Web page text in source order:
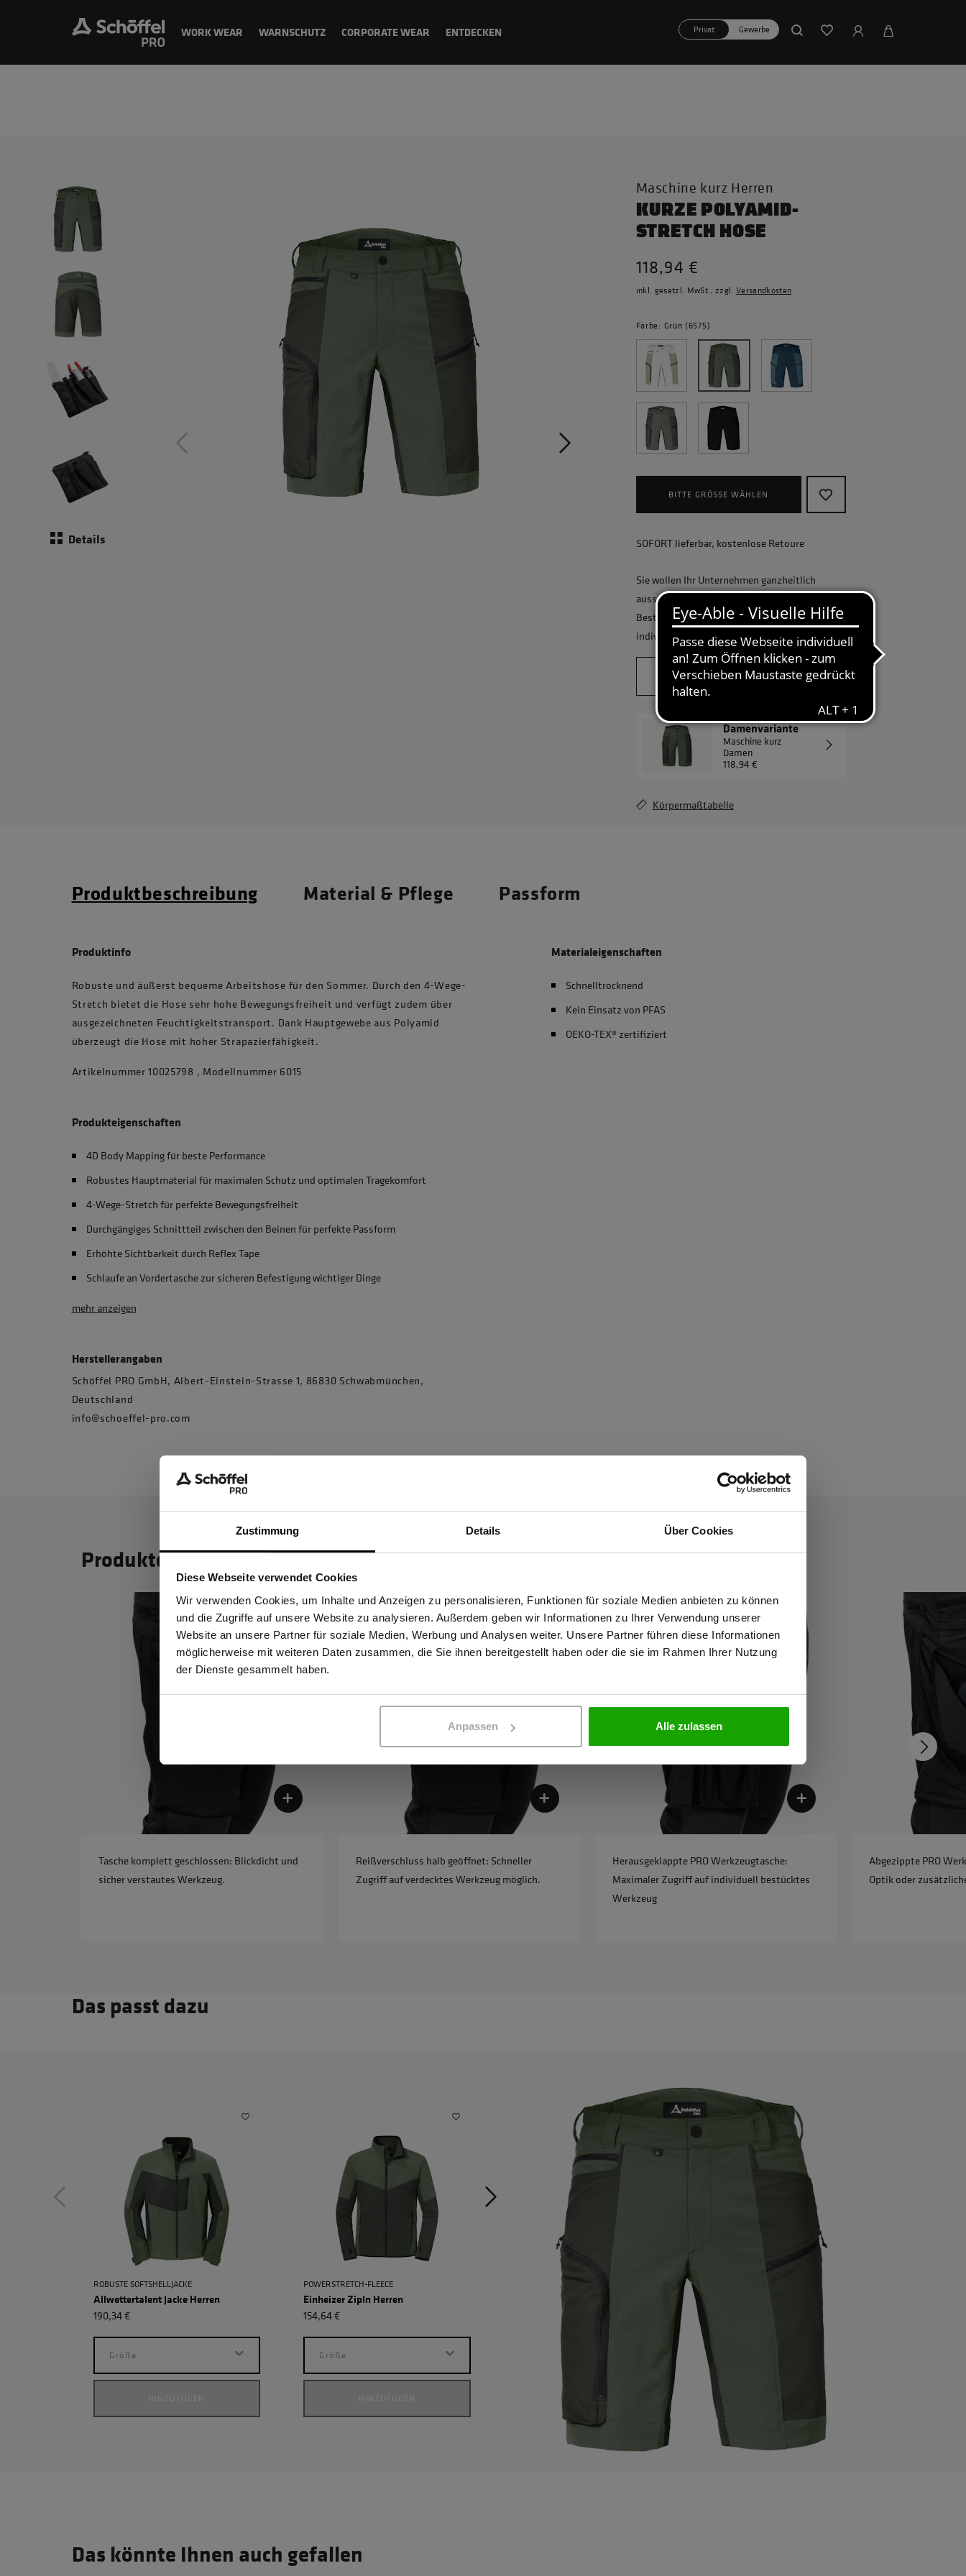
Zustimmung Details Über Cookies
Diese Webseite verwendet Cookies
Wir verwenden Cookies, um Inhalte und Anzeigen zu personalisieren, Funktionen für soziale Medien anbieten zu können
und die Zugriffe auf unsere Website zu analysieren. Außerdem geben wir Informationen zu Ihrer Verwendung unserer
Website an unsere Partner für soziale Medien, Werbung und Analysen weiter. Unsere Partner führen diese Informationen
möglicherweise mit weiteren Daten zusammen, die Sie ihnen bereitgestellt haben oder die sie im Rahmen Ihrer Nutzung
der Dienste gesammelt haben.
Anpassen Alle zulassen
WORK WEAR WARNSCHUTZ CORPORATE WEAR ENTDECKEN Privat Gewerbe
Details
Maschine kurz Herren
KURZE POLYAMID-
STRETCH HOSE
118,94 €
inkl. gesetzl. MwSt., zzgl. Versandkosten
Farbe: Grün (6575)
BITTE GRÖSSE WÄHLEN
SOFORT lieferbar, kostenlose Retoure
Sie wollen Ihr Unternehmen ganzheitlich
ausstatten und benötigen eine größere
Bestellmenge? Gerne erstellen wir Ihnen ein
individuelles Angebot.
JETZT ANFRAGEN
Damenvariante
Maschine kurz
Damen
118,94 €
Körpermaßtabelle
Produktbeschreibung Material & Pflege Passform
Produktinfo
Robuste und äußerst bequeme Arbeitshose für den Sommer. Durch den 4-Wege-
Stretch bietet die Hose sehr hohe Bewegungsfreiheit und verfügt zudem über
ausgezeichneten Feuchtigkeitstransport. Dank Hauptgewebe aus Polyamid
überzeugt die Hose mit hoher Strapazierfähigkeit.
Artikelnummer 10025798 , Modellnummer 6015
Produkteigenschaften
4D Body Mapping für beste Performance
Robustes Hauptmaterial für maximalen Schutz und optimalen Tragekomfort
4-Wege-Stretch für perfekte Bewegungsfreiheit
Durchgängiges Schnittteil zwischen den Beinen für perfekte Passform
Erhöhte Sichtbarkeit durch Reflex Tape
Schlaufe an Vordertasche zur sicheren Befestigung wichtiger Dinge
mehr anzeigen
Herstellerangaben
Schöffel PRO GmbH, Albert-Einstein-Strasse 1, 86830 Schwabmünchen,
Deutschland
info@schoeffel-pro.com
Materialeigenschaften
Schnelltrocknend
Kein Einsatz von PFAS
OEKO-TEX® zertifiziert
Produktdetails
Tasche komplett geschlossen: Blickdicht und
sicher verstautes Werkzeug.
Reißverschluss halb geöffnet: Schneller
Zugriff auf verdecktes Werkzeug möglich.
Herausgeklappte PRO Werkzeugtasche:
Maximaler Zugriff auf individuell bestücktes
Werkzeug
Abgezippte PRO
Optik oder
Das passt dazu
Allwettertalent Jacke Herren
ROBUSTE SOFTSHELLJACKE
190,34 €
Größe
HINZUFÜGEN
Einheizer ZipIn Herren
POWERSTRETCH-FLEECE
154,64 €
Größe
HINZUFÜGEN
Allwettertalent Jacke Herren
ROBUSTE SOFTSHELLJACKE
HINZUFÜGEN
Einheizer ZipIn Herren
HINZUFÜGEN
Das könnte Ihnen auch gefallen
Sind Sie Gewerbetreibender?
Ich bestätige, dass ich Gewerbetreibender bin. Alle Preise werden netto ausgewiesen.
GEWERBETREIBENDER PRIVATPERSON